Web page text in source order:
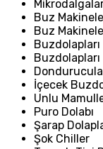
Buz
Buz
Buzdolapları
Buzdolapları
İçecek
Unlu
Puro Dolabı
Şarap
Şok Chiller